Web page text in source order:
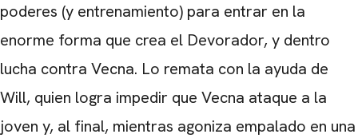
poderes (y entrenamiento) para entrar en la
enorme forma que crea el Devorador, y dentro
lucha contra Vecna. Lo remata con la ayuda de
Will, quien logra impedir que Vecna ​​ataque a la
joven y, al final, mientras agoniza empalado en una